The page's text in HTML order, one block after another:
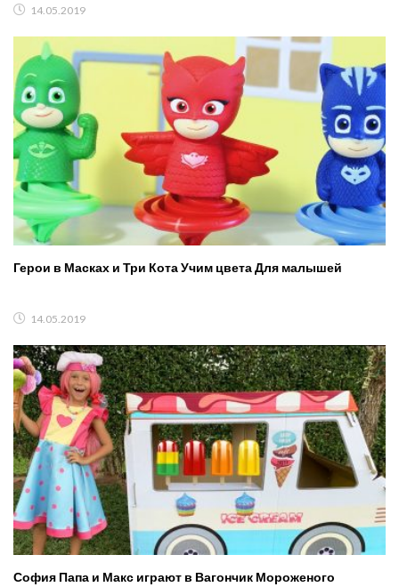
14.05.2019
Герои в Масках и Три Кота Учим цвета Для малышей
14.05.2019
София Папа и Макс играют в Вагончик Мороженого